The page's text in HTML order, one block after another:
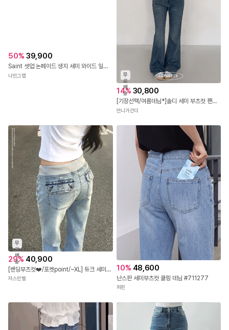
무
료
배
송
14% 30,800
[기장선택/여름데님*]솔디 세미 부츠컷 팬츠 - 핏보장.. 긴바지 썸머 바캉스 군살커버 꾸안꾸 데이트룩
언니가간다
무
료
배
송
29% 40,900
[밴딩부츠컷❤️/포켓point/~XL] 듀크 세미 부츠컷 데님 팬츠 배색 밴딩 롱 빈티지 워싱 카고 뒷포켓 청바지 데일리룩 체형보정 키작녀 키큰녀 사계절템
자스민벨
10% 48,600
난스판 세미부츠컷 쿨링 데님 #711277
피핀